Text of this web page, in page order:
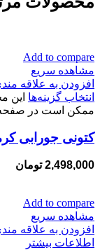
Add to compare
مشاهده سریع
افزودن به علاقه
انتخاب گزینه‌ها این
ممکن است در
کتونی جورابی
2,498,000 تومان
Add to compare
مشاهده سریع
افزودن به علاقه
اطلاعات بیشتر